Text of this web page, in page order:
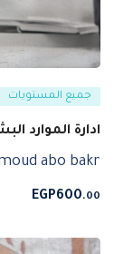
جميع المستويات
ادارة الموارد
abo bakr
EGP600.00